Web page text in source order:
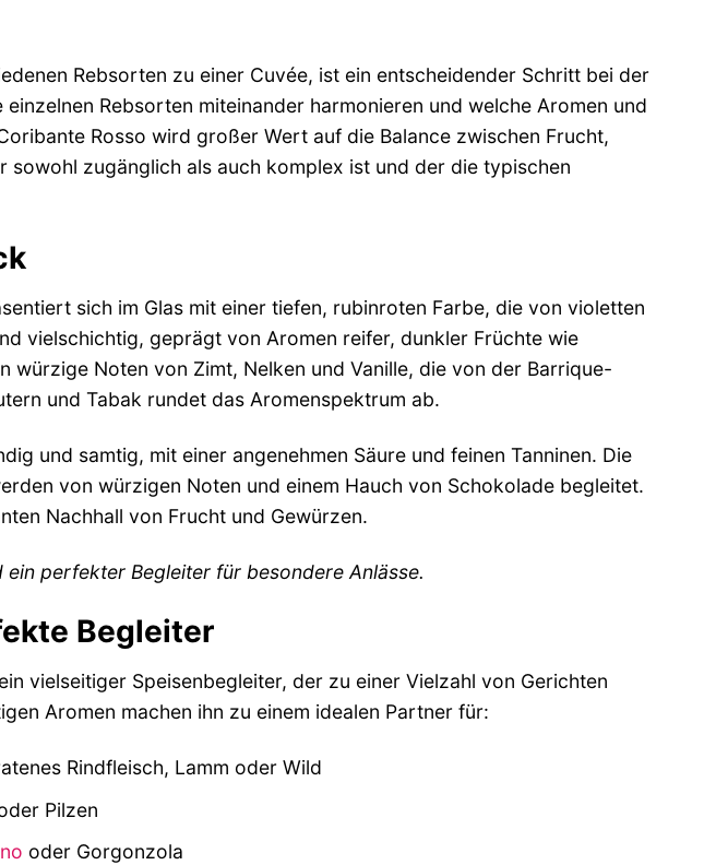
Rebsorten zu einer Cuvée, ist ein entscheidender Schritt bei der
Rebsorten miteinander harmonieren und welche Aromen und
Rosso wird großer Wert auf die Balance zwischen Frucht,
sowohl zugänglich als auch komplex ist und der die typischen
sich im Glas mit einer tiefen, rubinroten Farbe, die von violetten
vielschichtig, geprägt von Aromen reifer, dunkler Früchte wie
würzige Noten von Zimt, Nelken und Vanille, die von der Barrique-
und Tabak rundet das Aromenspektrum ab.
und samtig, mit einer angenehmen Säure und feinen Tanninen. Die
von würzigen Noten und einem Hauch von Schokolade begleitet.
Nachhall von Frucht und Gewürzen.
ein perfekter Begleiter für besondere Anlässe.
Begleiter
vielseitiger Speisenbegleiter, der zu einer Vielzahl von Gerichten
Aromen machen ihn zu einem idealen Partner für:
Rindfleisch, Lamm oder Wild
Pilzen
oder Gorgonzola